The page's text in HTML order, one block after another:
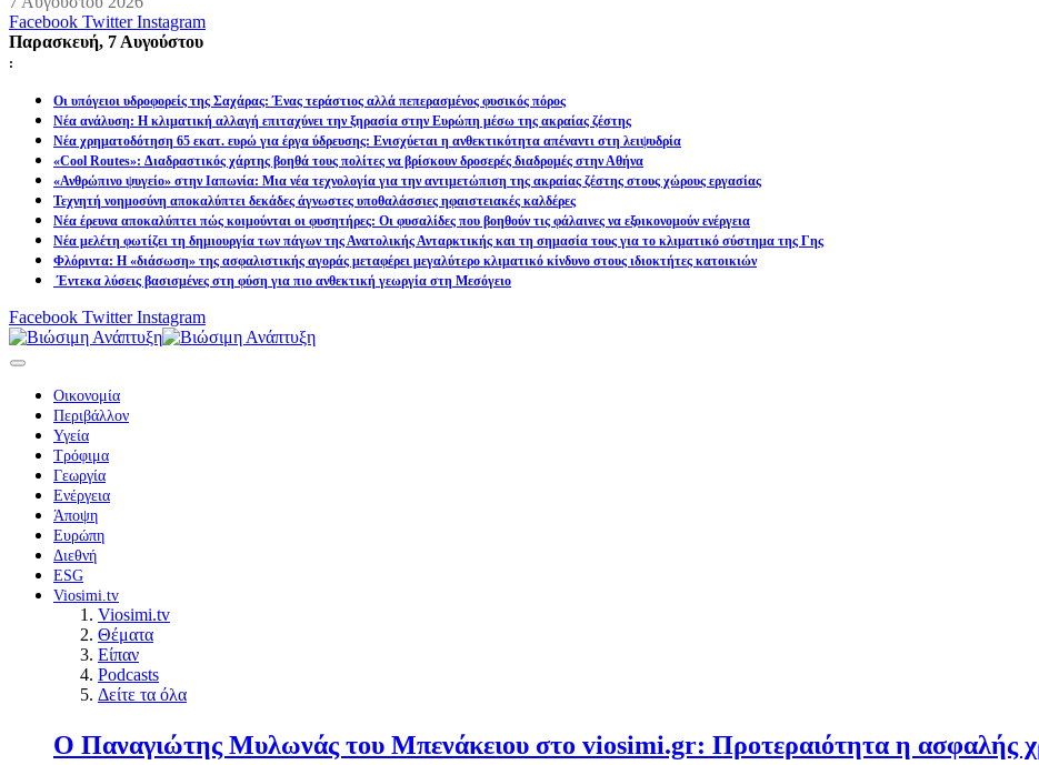
Facebook Twitter Instagram
Παρασκευή, 7 Αυγούστου
:
Οι υπόγειοι υδροφορείς της Σαχάρας: Ένας τεράστιος αλλά πεπερασμένος φυσικός πόρος
Νέα ανάλυση: Η κλιματική αλλαγή επιταχύνει την ξηρασία στην Ευρώπη μέσω της ακραίας ζέστης
Νέα χρηματοδότηση 65 εκατ. ευρώ για έργα ύδρευσης: Ενισχύεται η ανθεκτικότητα απέναντι στη λειψυδρία
«Cool Routes»: Διαδραστικός χάρτης βοηθά τους πολίτες να βρίσκουν δροσερές διαδρομές στην Αθήνα
«Ανθρώπινο ψυγείο» στην Ιαπωνία: Μια νέα τεχνολογία για την αντιμετώπιση της ακραίας ζέστης στους χώρους εργασίας
Τεχνητή νοημοσύνη αποκαλύπτει δεκάδες άγνωστες υποθαλάσσιες ηφαιστειακές καλδέρες
Νέα έρευνα αποκαλύπτει πώς κοιμούνται οι φυσητήρες: Οι φυσαλίδες που βοηθούν τις φάλαινες να εξοικονομούν ενέργεια
Νέα μελέτη φωτίζει τη δημιουργία των πάγων της Ανατολικής Ανταρκτικής και τη σημασία τους για το κλιματικό σύστημα της Γης
Φλόριντα: Η «διάσωση» της ασφαλιστικής αγοράς μεταφέρει μεγαλύτερο κλιματικό κίνδυνο στους ιδιοκτήτες κατοικιών
Έντεκα λύσεις βασισμένες στη φύση για πιο ανθεκτική γεωργία στη Μεσόγειο
Facebook Twitter Instagram
Οικονομία
Περιβάλλον
Υγεία
Τρόφιμα
Γεωργία
Ενέργεια
Άποψη
Ευρώπη
Διεθνή
ESG
Viosimi.tv
Viosimi.tv
Θέματα
Είπαν
Podcasts
Δείτε τα όλα
Ο Παναγιώτης Μυλωνάς του Μπενάκειου στο viosimi.gr: Προτεραιότητα η ασφαλής